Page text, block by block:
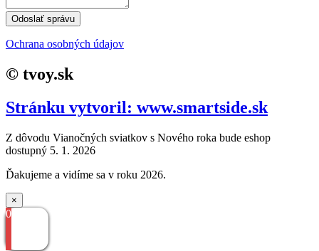
Odoslať správu
Ochrana osobných údajov
© tvoy.sk
Stránku vytvoril: www.smartside.sk
Z dôvodu Vianočných sviatkov s Nového roka bude eshop
dostupný 5. 1. 2026
Ďakujeme a vidíme sa v roku 2026.
×
0